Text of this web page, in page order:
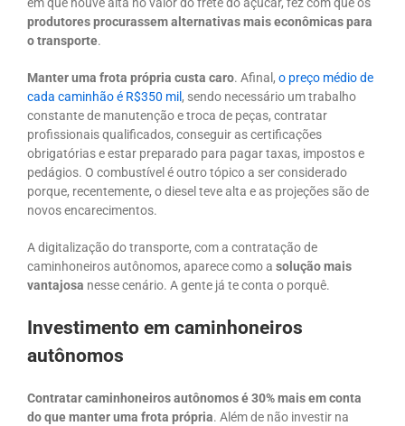
em que houve alta no valor do frete do açúcar, fez com que os
produtores procurassem alternativas mais econômicas para
o transporte.
Manter uma frota própria custa caro. Afinal, o preço médio de
cada caminhão é R$350 mil , sendo necessário um trabalho
constante de manutenção e troca de peças, contratar
profissionais qualificados, conseguir as certificações
obrigatórias e estar preparado para pagar taxas, impostos e
pedágios. O combustível é outro tópico a ser considerado
porque, recentemente, o diesel teve alta e as projeções são de
novos encarecimentos.
A digitalização do transporte, com a contratação de
caminhoneiros autônomos, aparece como a solução mais
vantajosa nesse cenário. A gente já te conta o porquê.
Investimento em caminhoneiros
autônomos
Contratar caminhoneiros autônomos é 30% mais em conta
do que manter uma frota própria. Além de não investir na